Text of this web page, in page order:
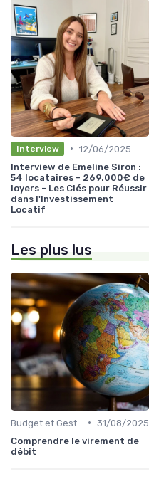
Interview • 12/06/2025
Interview de Emeline Siron :
54 locataires - 269.000€ de
loyers - Les Clés pour Réussir
dans l'Investissement
Locatif
Les plus lus
• 31/08/2025
Comprendre le virement de
débit